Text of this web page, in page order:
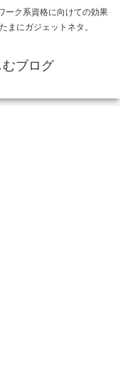
ーク系資格に向けての効果
まにガジェットネタ。
ブログ